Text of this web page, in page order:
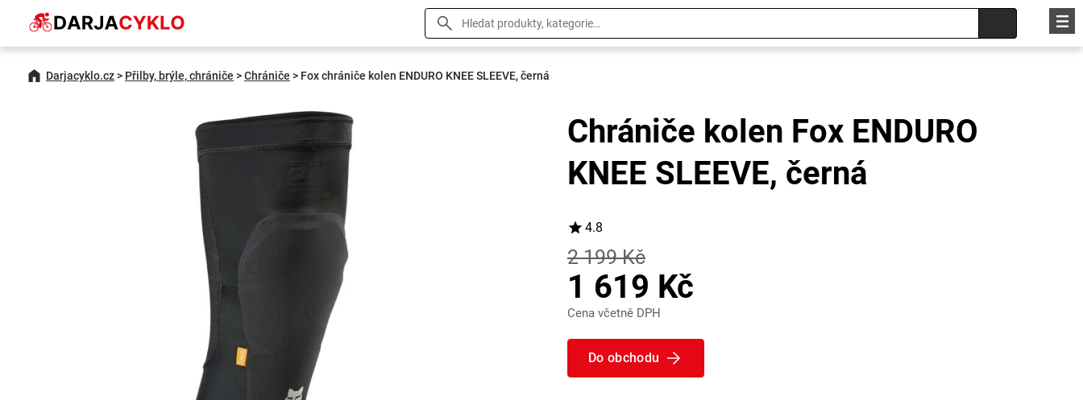
Darjacyklo.cz> Přilby, brýle, chrániče >Chrániče > Fox chrániče kolen ENDURO KNEE SLEEVE, černá
Chrániče kolen Fox ENDURO
KNEE SLEEVE, černá
4.8
2 199 Kč
1 619 Kč
Cena včetně DPH
Do obchodu